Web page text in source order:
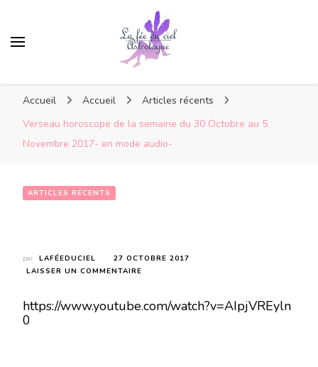
Accueil Accueil
Articles récents
Verseau horoscope de la semaine du 30 Octobre au 5
Novembre 2017- en mode audio-
ARTICLES RÉCENTS
par LAFÉEDUCIEL
27 OCTOBRE 2017
LAISSER UN COMMENTAIRE
DE
https://www.youtube.com/watch?v=AIpjVREyln
0